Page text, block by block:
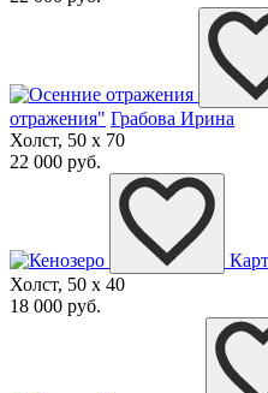
отражения" Грабова Ирина
Холст, 50 x 70
22 000 руб.
Холст, 50 x 40
18 000 руб.